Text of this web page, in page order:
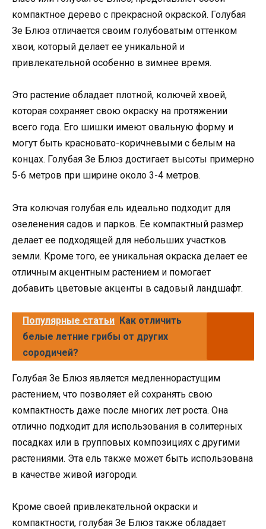
компактное дерево с прекрасной окраской. Голубая
Зе Блюз отличается своим голубоватым оттенком
хвои, который делает ее уникальной и
привлекательной особенно в зимнее время.
Это растение обладает плотной, колючей хвоей,
которая сохраняет свою окраску на протяжении
всего года. Его шишки имеют овальную форму и
могут быть красновато-коричневыми с белым на
концах. Голубая Зе Блюз достигает высоты примерно
5-6 метров при ширине около 3-4 метров.
Эта колючая голубая ель идеально подходит для
озеленения садов и парков. Ее компактный размер
делает ее подходящей для небольших участков
земли. Кроме того, ее уникальная окраска делает ее
отличным акцентным растением и помогает
добавить цветовые акценты в садовый ландшафт.
Популярные статьи Как отличить
белые летние грибы от других
сородичей?
Голубая Зе Блюз является медленнорастущим
растением, что позволяет ей сохранять свою
компактность даже после многих лет роста. Она
отлично подходит для использования в солитерных
посадках или в групповых композициях с другими
растениями. Эта ель также может быть использована
в качестве живой изгороди.
Кроме своей привлекательной окраски и
компактности, голубая Зе Блюз также обладает